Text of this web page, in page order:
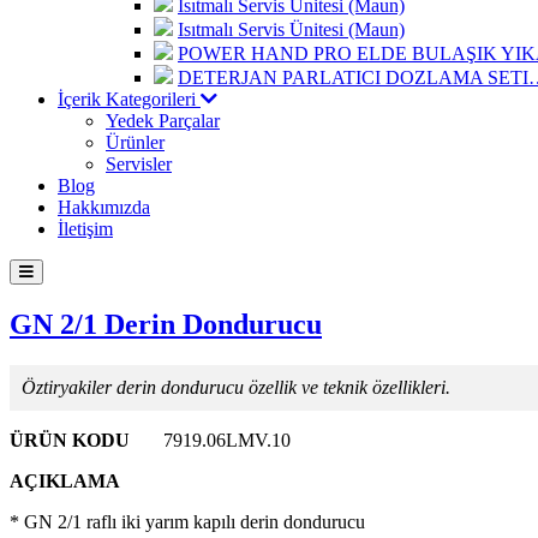
Isıtmalı Servis Ünitesi (Maun)
Isıtmalı Servis Ünitesi (Maun)
POWER HAND PRO ELDE BULAŞIK
DETERJAN PARLATICI DOZLAMA
İçerik Kategorileri
Yedek Parçalar
Ürünler
Servisler
Blog
Hakkımızda
İletişim
GN 2/1 Derin Dondurucu
Öztiryakiler derin dondurucu özellik ve teknik özellikleri.
ÜRÜN KODU
7919.06LMV.10
AÇIKLAMA
* GN 2/1 raflı iki yarım kapılı derin dondurucu